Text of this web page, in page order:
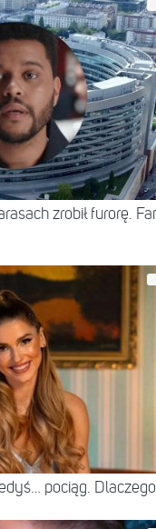
zrobił furorę.
pociąg.